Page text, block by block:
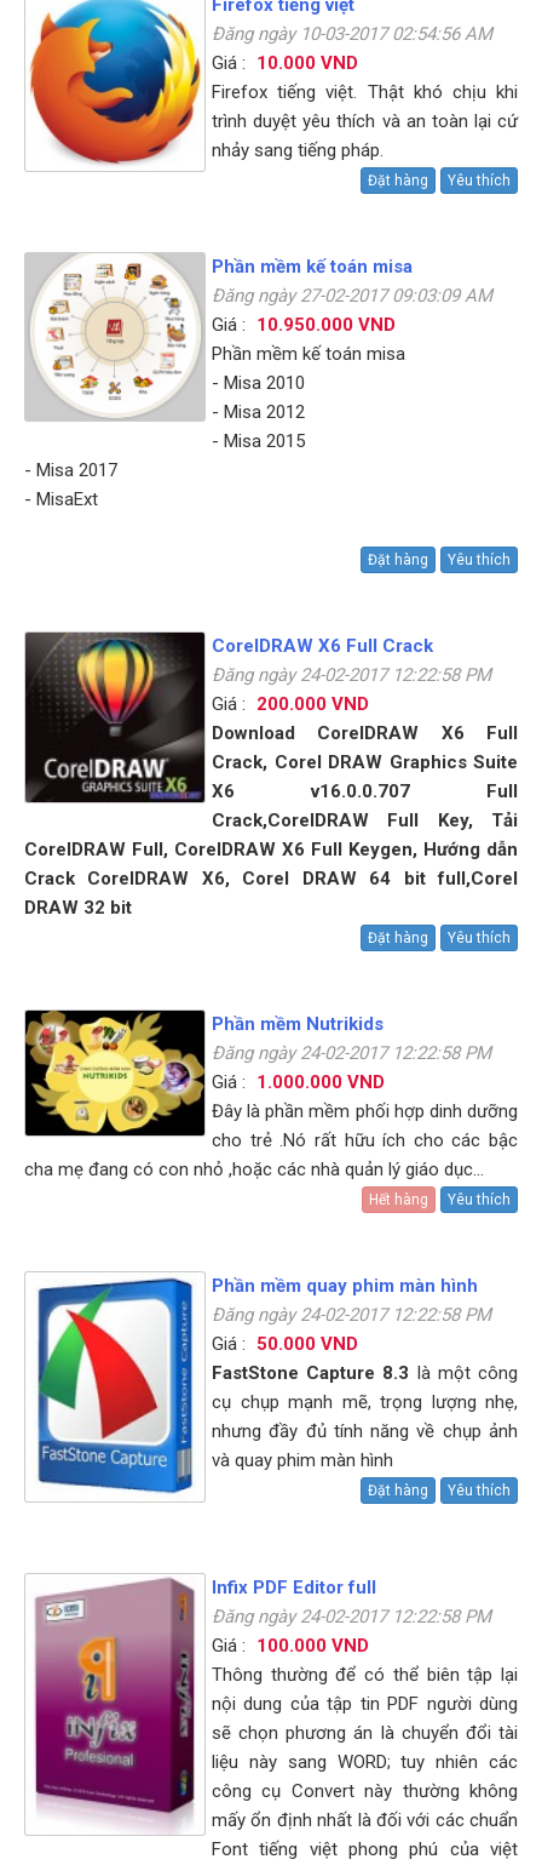
Firefox tiếng việt
Đăng ngày 10-03-2017 02:54:56 AM
Giá :
10.000 VND
Firefox tiếng việt. Thật khó chịu khi
trình duyệt yêu thích và an toàn lại cứ
nhảy sang tiếng pháp.
Đặt hàng Yêu thích
Phần mềm kế toán misa
Đăng ngày 27-02-2017 09:03:09 AM
Giá :
10.950.000 VND
Phần mềm kế toán misa
- Misa 2010
- Misa 2012
- Misa 2015
- Misa 2017
- MisaExt
Đặt hàng Yêu thích
CorelDRAW X6 Full Crack
Đăng ngày 24-02-2017 12:22:58 PM
Giá :
200.000 VND
Download CorelDRAW X6 Full
Crack, Corel DRAW Graphics Suite
X6 v16.0.0.707 Full
Crack,CorelDRAW Full Key, Tải
CorelDRAW Full, CorelDRAW X6 Full Keygen, Hướng dẫn
Crack CorelDRAW X6, Corel DRAW 64 bit full,Corel
DRAW 32 bit
Đặt hàng Yêu thích
Phần mềm Nutrikids
Đăng ngày 24-02-2017 12:22:58 PM
Giá :
1.000.000 VND
Đây là phần mềm phối hợp dinh dưỡng
cho trẻ .Nó rất hữu ích cho các bậc
cha mẹ đang có con nhỏ ,hoặc các nhà quản lý giáo dục…
Hết hàng Yêu thích
Phần mềm quay phim màn hình
Đăng ngày 24-02-2017 12:22:58 PM
Giá :
50.000 VND
FastStone Capture 8.3 là một công
cụ chụp mạnh mẽ, trọng lượng nhẹ,
nhưng đầy đủ tính năng về chụp ảnh
và quay phim màn hình
Đặt hàng Yêu thích
Infix PDF Editor full
Đăng ngày 24-02-2017 12:22:58 PM
Giá :
100.000 VND
Thông thường để có thể biên tập lại
nội dung của tập tin PDF người dùng
sẽ chọn phương án là chuyển đổi tài
liệu này sang WORD; tuy nhiên các
công cụ Convert này thường không
mấy ổn định nhất là đối với các chuẩn
Font tiếng việt phong phú của việt